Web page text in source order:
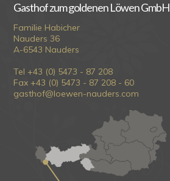
Gasthof zum goldenen Löwen GmbH
Familie Habicher
Nauders 36
A-6543 Nauders
Tel +43 (0) 5473 - 87 208
Fax +43 (0) 5473 - 87 208 - 60
gasthof@loewen-nauders.com